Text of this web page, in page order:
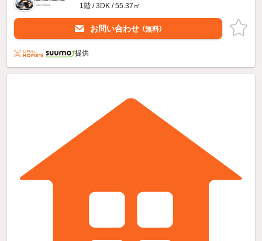
1階 / 3DK / 55.37㎡
お問い合わせ （無料）
提供